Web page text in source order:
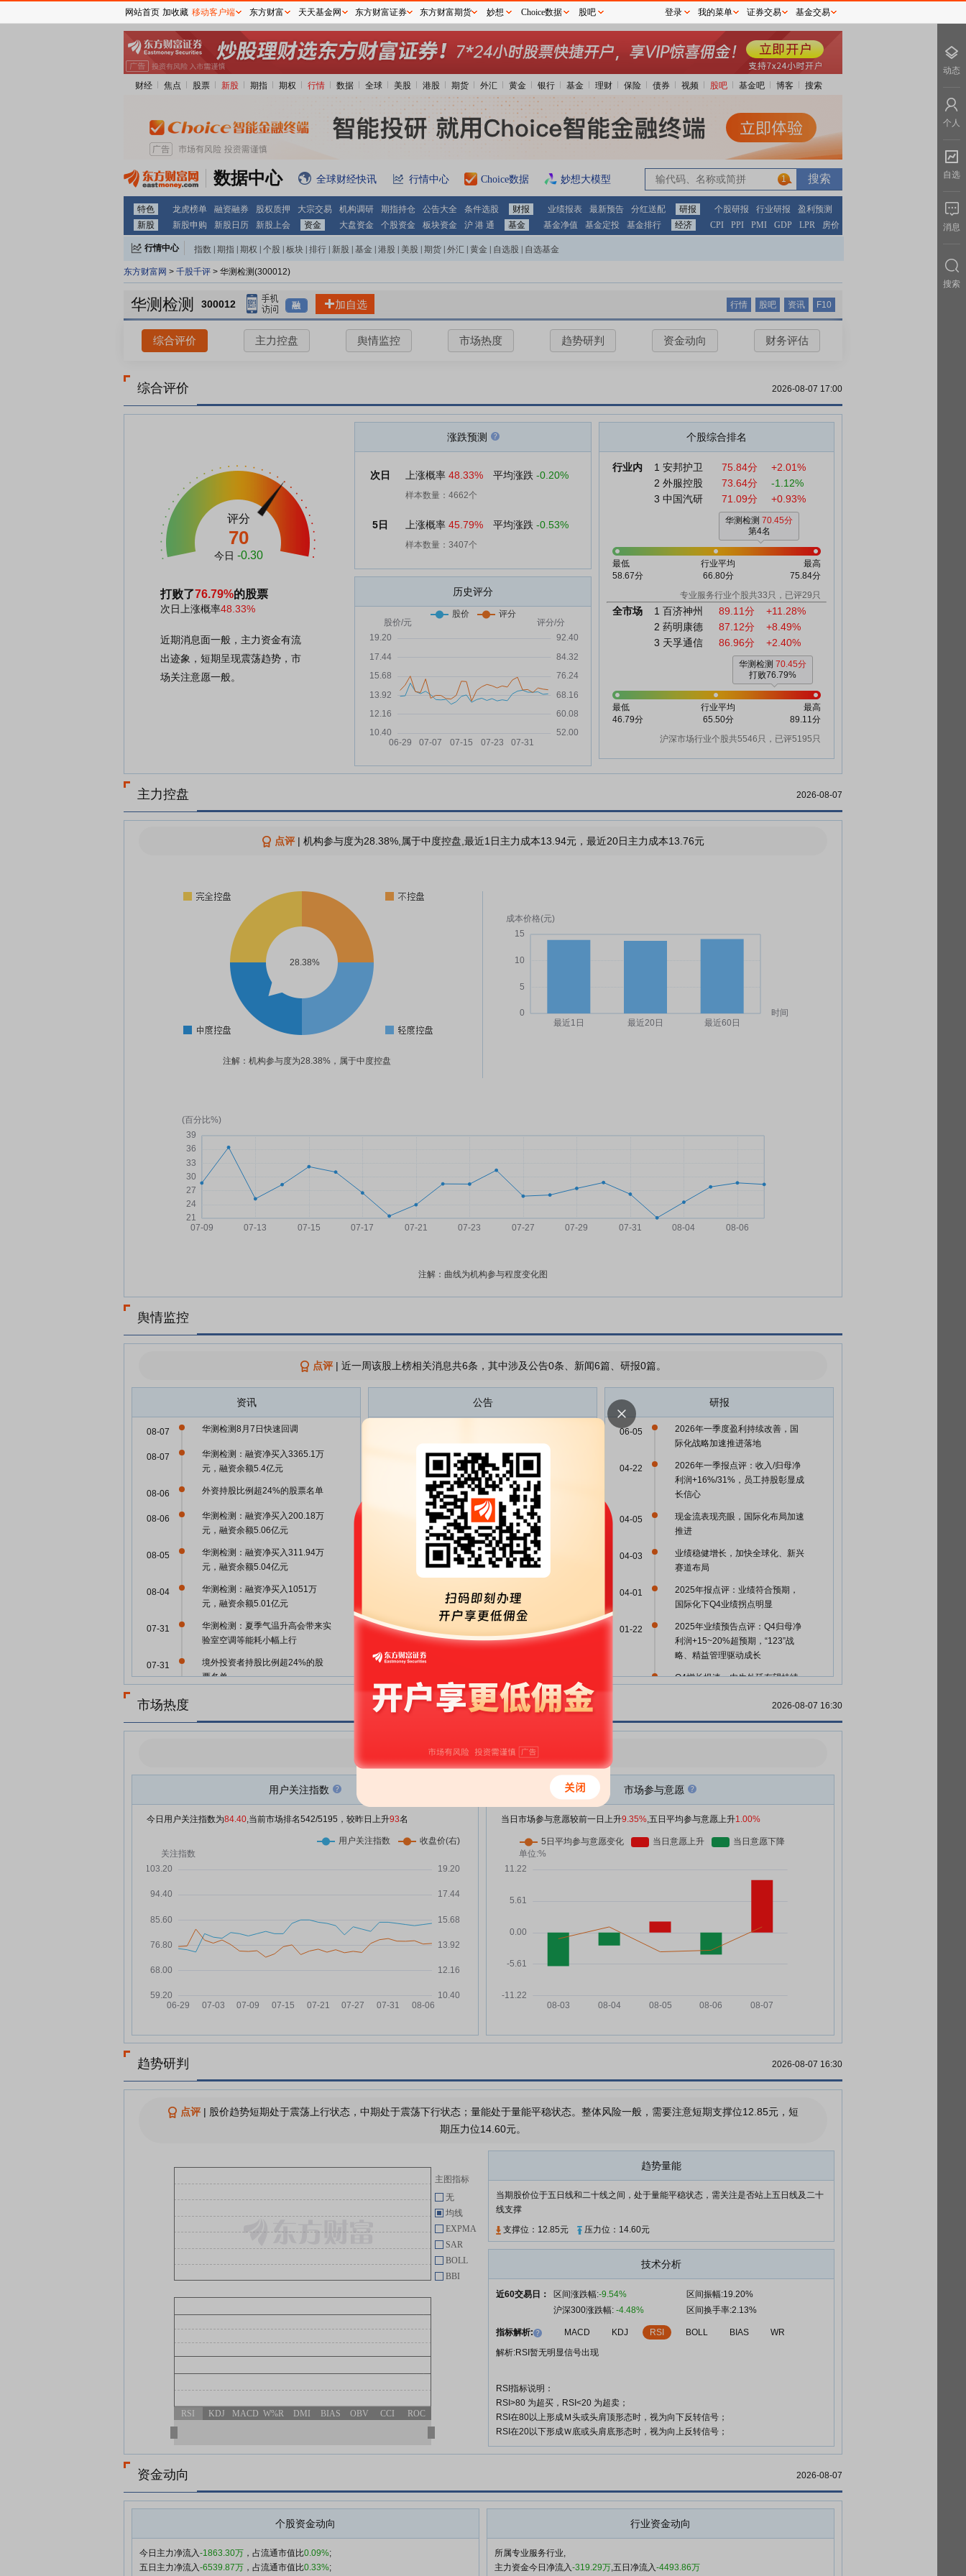
财经 焦点 股票 新股 期指 期权 行情 数据 全球 美股 港股 期货 外汇 黄金 银行 基金 理财 保险 债券 视频 股吧 基金吧 博客 搜索
数据中心 全球财经快讯 行情中心 Choice数据 妙想大模型 1
特色 龙虎榜单 融资融券 股权质押 大宗交易 机构调研 期指持仓 公告大全 条件选股 财报 业绩报表 最新预告 分红送配 研报 个股研报 行业研报
盈利预测
新股
新股申购 新股日历 新股上会 资金 大盘资金 个股资金 板块资金 沪 港 通 基金 基金净值 基金定投 基金排行 经济 CPI PPI PMI GDP LPR 房价
行情中心 指数 期指 期权 个股 板块 排行 新股 基金 港股 美股 期货 外汇 黄金 自选股 自选基金
东方财富网 > 千股千评 > 华测检测(300012)
华测检测 300012 融 加自选 行情 股吧 资讯 F10
综合评价 主力控盘 舆情监控 市场热度 趋势研判 资金动向 财务评估
综合评价 2026-08-07 17:00
评分
70
今日 -0.30
打败了76.79%的股票
次日上涨概率48.33%
近期消息面一般，主力资金有流
出迹象，短期呈现震荡趋势，市
场关注意愿一般。
涨跌预测
次日 上涨概率 48.33% 平均涨跌 -0.20%
样本数量：4662个
5日 上涨概率 45.79% 平均涨跌 -0.53%
样本数量：3407个
历史评分
个股综合排名
行业内 1 安邦护卫 75.84分
+2.01%
2 外服控股 73.64分
-1.12%
3 中国汽研 71.09分 +0.93%
华测检测 70.45分
第4名
最低
58.67分
行业平均
66.80分
最高
75.84分
专业服务行业个股共33只，已评29只
全市场 1 百济神州 89.11分
+11.28%
2 药明康德 87.12分
+8.49%
3 天孚通信 86.96分 +2.40%
华测检测 70.45分
打败76.79%
最低
46.79分
行业平均
65.50分
最高
89.11分
沪深市场行业个股共5546只，已评5195只
主力控盘 2026-08-07
点评| 机构参与度为28.38%,属于中度控盘,最近1日主力成本13.94元，最近20日主力成本13.76元
28.38%
注解：机构参与度为28.38%，属于中度控盘
注解：曲线为机构参与程度变化图
舆情监控
点评| 近一周该股上榜相关消息共6条，其中涉及公告0条、新闻6篇、研报0篇。
资讯
华测检测8月7日快速回调
08-07
华测检测：融资净买入3365.1万
元，融资余额5.4亿元
08-07
外资持股比例超24%的股票名单
08-06
华测检测：融资净买入200.18万
元，融资余额5.06亿元
08-06
华测检测：融资净买入311.94万
元，融资余额5.04亿元
08-05
华测检测：融资净买入1051万
元，融资余额5.01亿元
08-04
华测检测：夏季气温升高会带来实
验室空调等能耗小幅上行
07-31
境外投资者持股比例超24%的股
票名单
07-31
07-31
华测检测7月29日盘中涨幅达5%
07-29
华测检测：融资净买入2626.44万
07-28
走强 融资客最新抢筹15股
102家、44万亿，“超级朋友圈”再
扩容，长三角一体化示范区酝酿新
07-26
“开发者联盟”再添16位新成员
07-26
07-24
07-24
元，融资余额5.18亿元
公告
华测检测:关于公司第五期员工持
股计划完成非交易过户的公告
华测检测:关于公司第四期员工持
股计划实施进展的公告
华测检测:2025年年度权益分派实
施公告
华测检测:2025年度股东会法律意
见书
华测检测:2025年度股东会决议公
告
华测检测:2026年4月20日投资者
04-20
华测检测:关于华测检测认证集团
股份有限公司第五期员工持股计划
04-17
华测检测:第七届董事会第三次会
议决议公告
华测检测:华测检测认证集团股份
有限公司第五期员工持股计划管理
华测检测:华测检测认证集团股份
有限公司第五期员工持股计划(草
案)
04-10
华测检测:董事会薪酬考核与提名
委员会关于员工持股计划相关事项
的审核意见
华测检测:关于2025年年度股东会
公告
04-10
华测检测:华测检测认证集团股份
有限公司第五期员工持股计划(草
华测检测:2026年3月31日投资者
03-31
华测检测:关于使用闲置自有资金
进行委托理财的公告
03-31
华测检测:董事会关于独立董事独
立性自查情况的专项报告
03-31
华测检测:独立董事2025年度述职
华测检测:关于2026年度高级管理
人员薪酬方案的公告
查看更多
研报
2026年一季度盈利持续改善，国
际化战略加速推进落地
06-05
2026年一季报点评：收入/归母净
利润+16%/31%，员工持股彰显成
长信心
04-22
现金流表现亮眼，国际化布局加速
推进
04-05
业绩稳健增长，加快全球化、新兴
赛道布局
04-03
2025年报点评：业绩符合预期，
国际化下Q4业绩拐点明显
04-01
2025年业绩预告点评：Q4归母净
利润+15~20%超预期，“123”战
略、精益管理驱动成长
01-22
Q4增长提速，内生外延有望持续
市场热度 2026-08-07 16:30
今日用户关注度有所上升，参与意愿有所增强
市场参与意愿
当日市场参与意愿较前一日上升9.35%,五日平均参与意愿上升1.00%
用户关注指数
今日用户关注指数为84.40,当前市场排名542/5195，较昨日上升93名
趋势研判 2026-08-07 16:30
点评| 股价趋势短期处于震荡上行状态，中期处于震荡下行状态；量能处于量能平稳状态。整体风险一般，需要注意短期支撑位12.85元，短
期压力位14.60元。
趋势量能
当期股价位于五日线和二十线之间，处于量能平稳状态，需关注是否站上五日线及二十
线支撑
支撑位：12.85元
压力位：14.60元
技术分析
近60交易日： 区间涨跌幅:-9.54%
区间振幅:19.20%
沪深300涨跌幅: -4.48% 区间换手率:2.13%
指标解析: MACD KDJ RSI BOLL BIAS
WR
解析:RSI暂无明显信号出现
RSI指标说明：
RSI>80 为超买，RSI<20 为超卖；
RSI在80以上形成Ｍ头或头肩顶形态时，视为向下反转信号；
RSI在20以下形成Ｗ底或头肩底形态时，视为向上反转信号；
主图指标
无
均线
EXPMA
SAR
BOLL
BBI
RSI KDJ MACD W%R DMI BIAS OBV CCI ROC
资金动向 2026-08-07
个股资金动向
今日主力净流入-1863.30万 ，占流通市值比0.09%;
五日主力净流入-6539.87万 ，占流通市值比0.33%;
行业资金动向
所属专业服务行业,
主力资金今日净流入-319.29万,五日净流入-4493.86万
网站首页 加收藏 移动客户端 东方财富 天天基金网 东方财富证券 东方财富期货 妙想 Choice数据 股吧 登录 我的菜单 证券交易 基金交易
动态
个人
自选
消息
搜索